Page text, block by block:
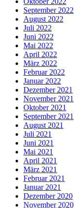
September 2022
August 2022
Juli 2022
Juni 2022
Mai 2022
April 2022
März 2022
Februar 2022
Januar 2022
Dezember 2021
November 2021
Oktober 2021
September 2021
August 2021
Juli 2021
Juni 2021
Mai 2021
April 2021
März 2021
Februar 2021
Januar 2021
Dezember 2020
November 2020